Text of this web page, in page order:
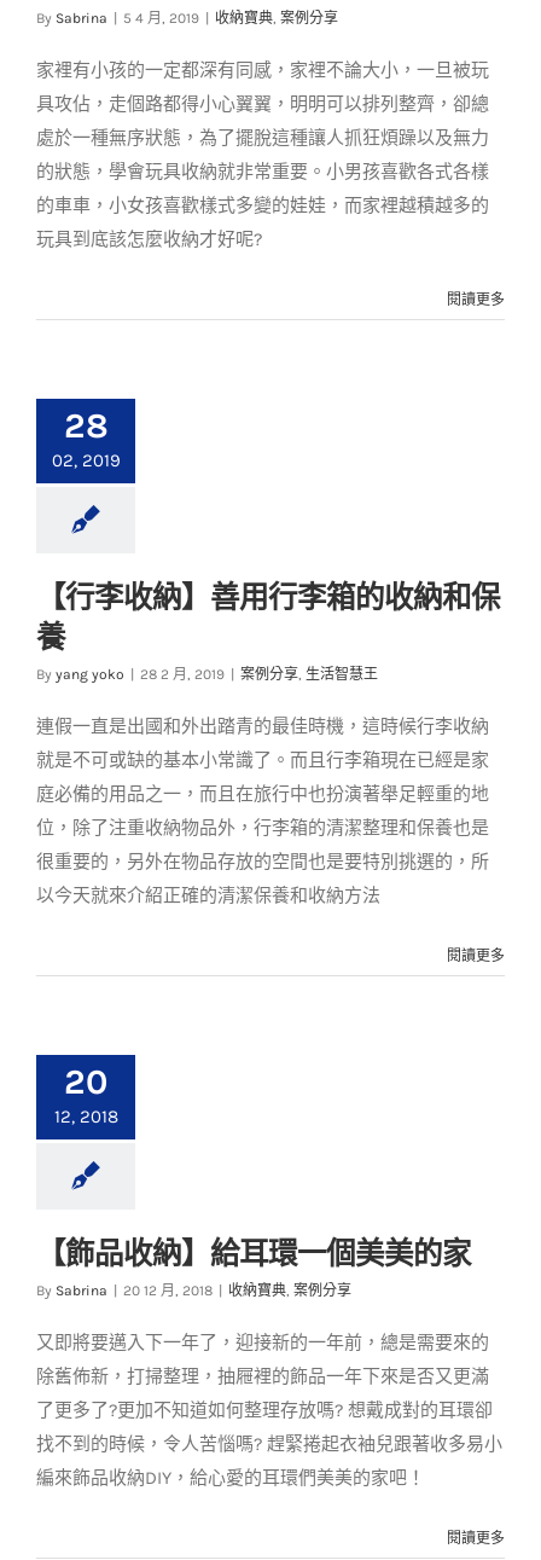
收納寶典 案例分享
By Sabrina 5 4 月, 2019 收納寶典, 案例分享
家裡有小孩的一定都深有同感，家裡不論大小，一旦被玩
具攻佔，走個路都得小心翼翼，明明可以排列整齊，卻總
處於一種無序狀態，為了擺脫這種讓人抓狂煩躁以及無力
的狀態，學會玩具收納就非常重要。小男孩喜歡各式各樣
的車車，小女孩喜歡樣式多變的娃娃，而家裡越積越多的
玩具到底該怎麼收納才好呢?
閱讀更多
28
02, 2019
案例分享
【行李收納】善用行李箱的收納和保
養
By yang yoko 28 2 月, 2019 案例分享, 生活智慧王
連假一直是出國和外出踏青的最佳時機，這時候行李收納
就是不可或缺的基本小常識了。而且行李箱現在已經是家
庭必備的用品之一，而且在旅行中也扮演著舉足輕重的地
位，除了注重收納物品外，行李箱的清潔整理和保養也是
很重要的，另外在物品存放的空間也是要特別挑選的，所
以今天就來介紹正確的清潔保養和收納方法
閱讀更多
20
12, 2018
【飾品收納】給耳環
收納寶典 案例分享
【飾品收納】給耳環一個美美的家
By Sabrina 20 12 月, 2018 收納寶典, 案例分享
又即將要邁入下一年了，迎接新的一年前，總是需要來的
除舊佈新，打掃整理，抽屜裡的飾品一年下來是否又更滿
了更多了?更加不知道如何整理存放嗎? 想戴成對的耳環卻
找不到的時候，令人苦惱嗎? 趕緊捲起衣袖兒跟著收多易小
編來飾品收納DIY，給心愛的耳環們美美的家吧！
閱讀更多